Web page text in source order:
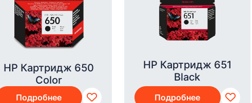
HP Картридж 650
Color
Подробнее
HP Картридж 651
Black
Подробнее